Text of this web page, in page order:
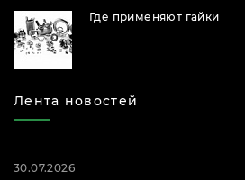
Где применяют гайки
Лента новостей
30.07.2026